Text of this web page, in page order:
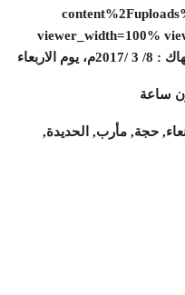
viewer_width=100%
ساعة
حجة, مأرب, الحديدة,